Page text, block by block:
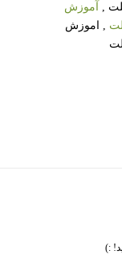
,
آموزش
, اموزش
:)